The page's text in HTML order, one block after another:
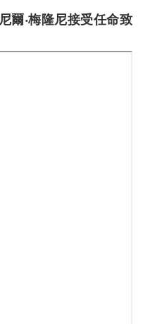
爾‧梅隆尼接受任命致